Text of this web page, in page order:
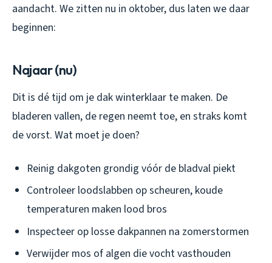
aandacht. We zitten nu in oktober, dus laten we daar
beginnen:
Najaar (nu)
Dit is dé tijd om je dak winterklaar te maken. De
bladeren vallen, de regen neemt toe, en straks komt
de vorst. Wat moet je doen?
Reinig dakgoten grondig vóór de bladval piekt
Controleer loodslabben op scheuren, koude
temperaturen maken lood bros
Inspecteer op losse dakpannen na zomerstormen
Verwijder mos of algen die vocht vasthouden